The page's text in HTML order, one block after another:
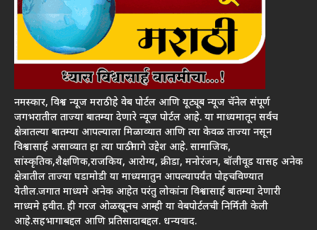
नमस्कार, विश्व न्यूज मराठी हे वेब पोर्टल आणि यूट्यूब न्यूज चॅनेल संपूर्ण
जगभरातील ताज्या बातम्या देणारे न्यूज पोर्टल आहे. या माध्यमातून सर्वच
क्षेत्रातल्या बातम्या आपल्याला मिळाव्यात आणि त्या केवळ ताज्या नसून
विश्वासार्ह असाव्यात हा त्या पाठीमागे उद्देश आहे. सामाजिक,
सांस्कृतिक,शैक्षणिक,राजकिय, आरोग्य, क्रीडा, मनोरंजन, बॉलीवूड यासह अनेक
क्षेत्रातील ताज्या घडामोडी या माध्यमातुन आपल्यापर्यंत पोहचविण्यात
येतील.जगात माध्यमे अनेक आहेत परंतु लोकांना विश्वासार्ह बातम्या देणारी
माध्यमे हवीत. ही गरज ओळखूनच आम्ही या वेबपोर्टलची निर्मिती केली
आहे.सहभागाबद्दल आणि प्रतिसादाबद्दल. धन्यवाद.